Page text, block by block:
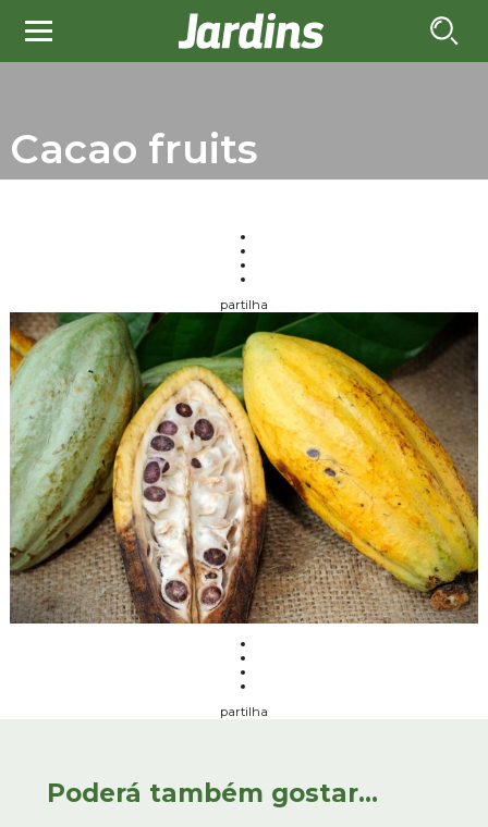
Cacao fruits
partilha
partilha
Poderá também gostar...